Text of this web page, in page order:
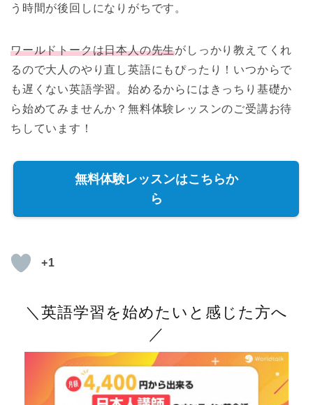
う時間が後回しになりがちです。
ワールドトークは日本人の先生がしっかり教えてくれ
るので大人のやり直し英語にもぴったり！いつからで
も遅くない英語学習。始めるからにはきっちり基礎か
ら始めてみませんか？無料体験レッスンのご受講お待
ちしています！
無料体験レッスンはこちらか
ら
+1
＼英語学習を始めたいと感じた方へ
／